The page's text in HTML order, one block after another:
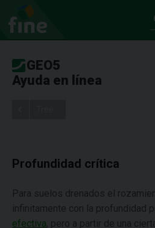
GEO5
Ayuda en línea
Profundidad crítica
Para suelos drenados el
infinitamente con la profundidad
efectiva, pero a partir de una